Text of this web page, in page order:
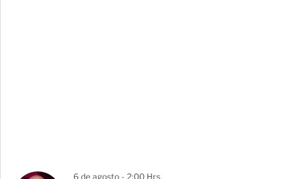
6 de agosto - 2:00 Hrs